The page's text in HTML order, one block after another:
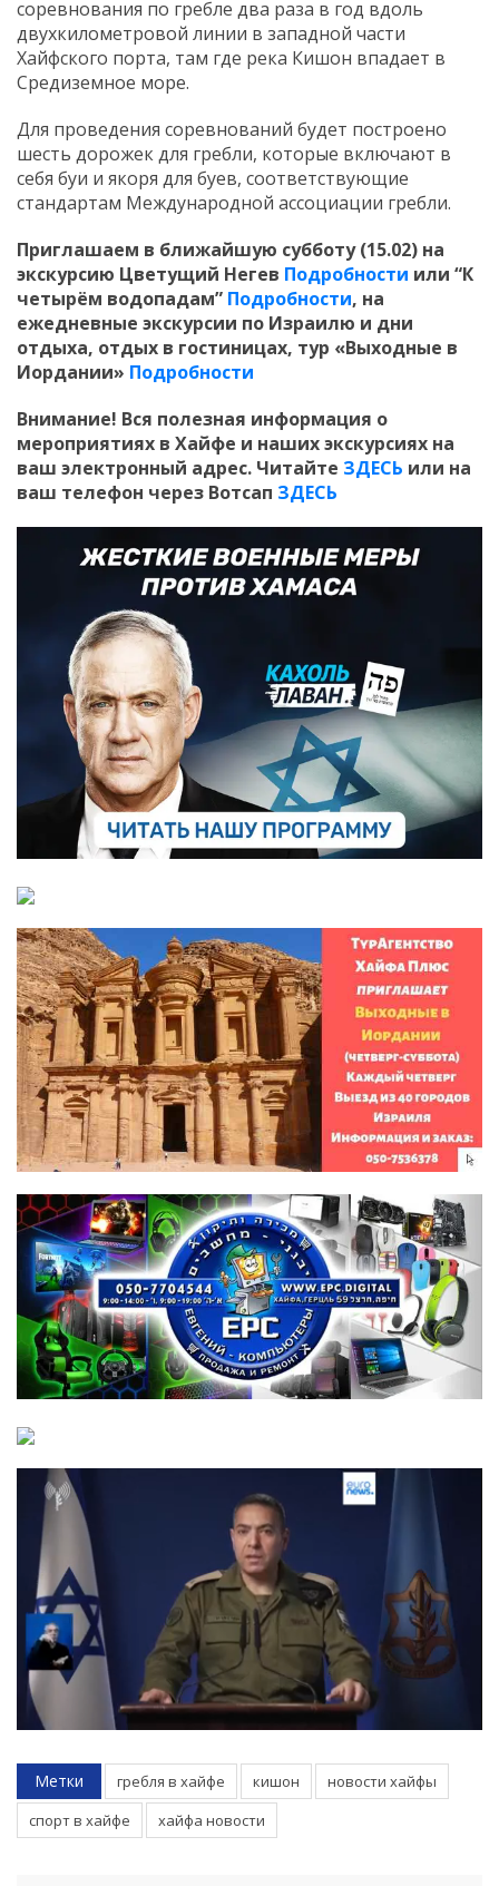
соревнования по гребле два раза в год вдоль
двухкилометровой линии в западной части
Хайфского порта, там где река Кишон впадает в
Средиземное море.
Для проведения соревнований будет построено
шесть дорожек для гребли, которые включают в
себя буи и якоря для буев, соответствующие
стандартам Международной ассоциации гребли.
Приглашаем в ближайшую субботу (15.02) на
экскурсию Цветущий Негев Подробности или “К
четырём водопадам” Подробности, на
ежедневные экскурсии по Израилю и дни
отдыха, отдых в гостиницах, тур «Выходные в
Иордании» Подробности
Внимание! Вся полезная информация о
мероприятиях в Хайфе и наших экскурсиях на
ваш электронный адрес. Читайте ЗДЕСЬ или на
ваш телефон через Вотсап ЗДЕСЬ
Метки гребля в хайфе кишон
новости хайфы
спорт в хайфе
хайфа новости